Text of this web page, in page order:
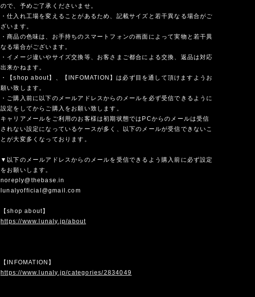
ので、予めご了承くださいませ。
・仕入れ工場を変えることがあるため、記載サイズと若干異なる場合がご
ざいます。
・商品の色味は、お手持ちのスマートフォンの画面によって実物と若干異
なる場合がございます。
・イメージ違いやサイズ交換等、お客さまご都合による交換、返品は対応
出来かねます。
・【shop about】、【INFOMATION】は必ず目を通して頂けますようお
願い致します。
・ご購入前に以下のメールアドレスからのメールを必ず受信できるように
設定をしてからご購入をお願い致します。
キャリアメールをご利用のお客様は初期状態ではPCからのメールは受信
されない設定になっているケースが多く、以下のメールが受信できないこ
とが大変多くなっております。
▼以下のメールアドレスからのメールを受信できるよう購入前に必ず設定
をお願いします。
noreply@thebase.in
lunalyofficial@gmail.com
【shop about】
https://www.lunaly.jp/about
【INFOMATION】
https://www.lunaly.jp/categories/2834049